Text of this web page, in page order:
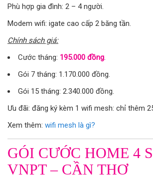
Phù hợp gia đình: 2 – 4 người.
Modem wifi: igate cao cấp 2 băng tần.
Chính sách giá:
Cước tháng: 195.000 đồng.
Gói 7 tháng: 1.170.000 đồng.
Gói 15 tháng: 2.340.000 đồng.
Ưu đãi: đăng ký kèm 1 wifi mesh: chỉ thêm
Xem thêm: wifi mesh là gì?
GÓI CƯỚC HOME 4
VNPT – CẦN THƠ